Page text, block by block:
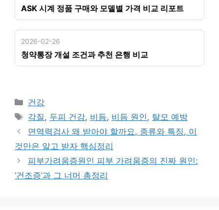
ASK 시계 정품 구매와 모델별 가격 비교 리포트
2026-02-26
청약통장 개설 조건과 추천 은행 비교
카
테
리
건강
태
그
각질, 두피 건강, 비듬, 비듬 원인, 탈모 예방
면역력검사 왜 받아야 할까요, 종류와 특징, 이
것만은 알고 받자 핵심정리
피부가려움증원인 피부 가려움증의 진짜 원인:
‘건조증’과 그 너머 총정리